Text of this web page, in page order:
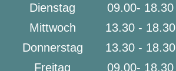
Dienstag
09.00- 18.30
Mittwoch
13.30 - 18.30
Donnerstag
13.30 - 18.30
Freitag
09.00- 18.30